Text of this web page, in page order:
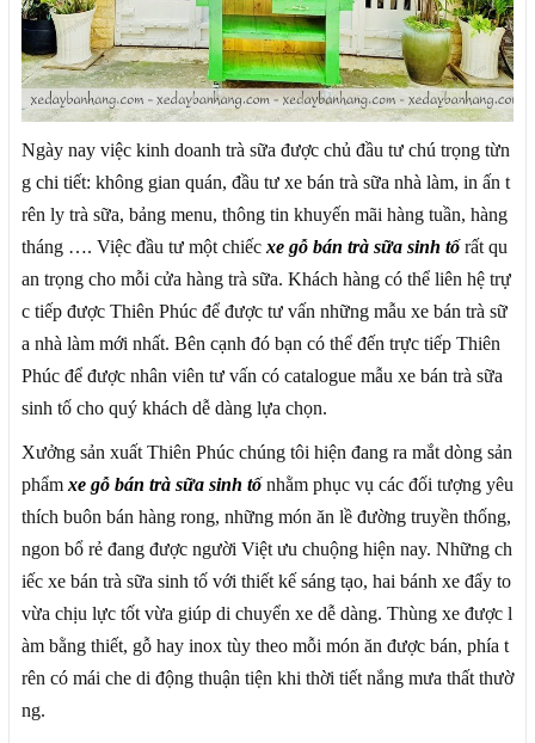
Ngày nay việc kinh doanh trà sữa được chủ đầu tư chú trọng từn
g chi tiết: không gian quán, đầu tư xe bán trà sữa nhà làm, in ấn t
rên ly trà sữa, bảng menu, thông tin khuyến mãi hàng tuần, hàng
tháng …. Việc đầu tư một chiếc xe gỗ bán trà sữa sinh tốrất qu
an trọng cho mỗi cửa hàng trà sữa. Khách hàng có thể liên hệ trự
c tiếp được Thiên Phúc để được tư vấn những mẫu xe bán trà sữ
a nhà làm mới nhất. Bên cạnh đó bạn có thể đến trực tiếp Thiên
Phúc để được nhân viên tư vấn có catalogue mẫu xe bán trà sữa
sinh tố cho quý khách dễ dàng lựa chọn.
Xưởng sản xuất Thiên Phúc chúng tôi hiện đang ra mắt dòng sản
phẩm xe gỗ bán trà sữa sinh tốnhằm phục vụ các đối tượng yêu
thích buôn bán hàng rong, những món ăn lề đường truyền thống,
ngon bổ rẻ đang được người Việt ưu chuộng hiện nay. Những ch
iếc xe bán trà sữa sinh tố với thiết kế sáng tạo, hai bánh xe đẩy to
vừa chịu lực tốt vừa giúp di chuyển xe dễ dàng. Thùng xe được l
àm bằng thiết, gỗ hay inox tùy theo mỗi món ăn được bán, phía t
rên có mái che di động thuận tiện khi thời tiết nắng mưa thất thườ
ng.